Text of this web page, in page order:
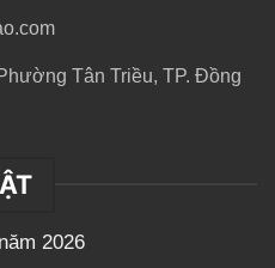
Tân Triều, TP. Đồng
2026